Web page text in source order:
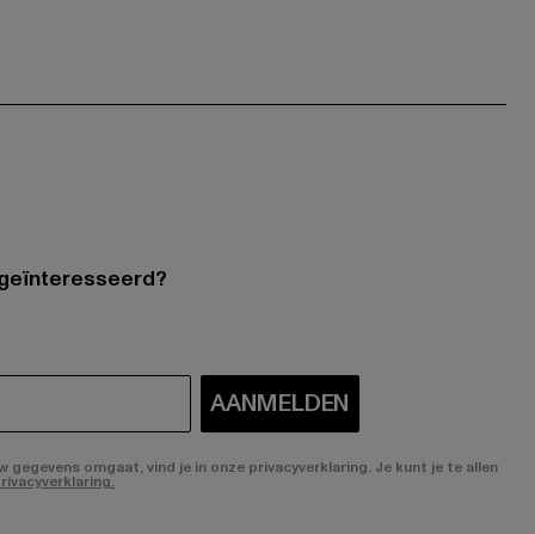
AANMELDEN
omgaat, vind je in onze privacyverklaring. Je kunt je te allen